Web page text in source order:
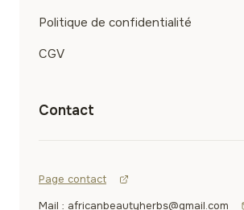
Politique de confidentialité
CGV
Contact
Page contact
Mail : africanbeautyherbs@gmail.com